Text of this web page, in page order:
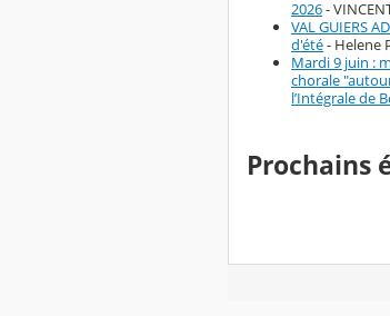
2026-
VAL GUIERS
d'été- Helene
Mardi 9 juin :
chorale
l’Intégrale de
Prochains